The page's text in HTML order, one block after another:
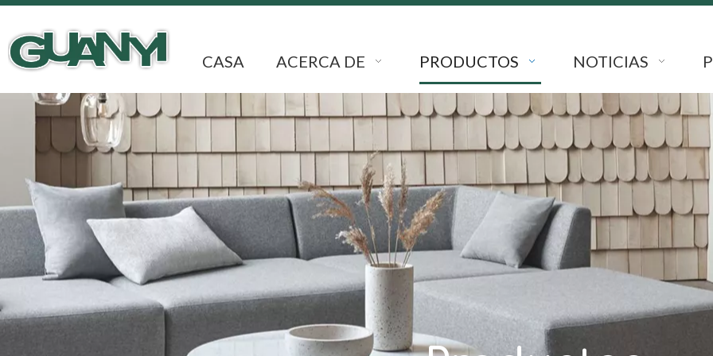
CASA ACERCA DE PRODUCTOS NOTICIAS